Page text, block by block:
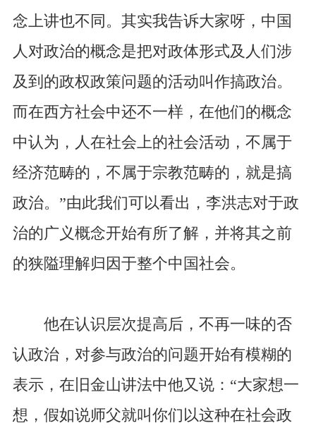
念上讲也不同。其实我告诉大家呀，中国
人对政治的概念是把对政体形式及人们涉
及到的政权政策问题的活动叫作搞政治。
而在西方社会中还不一样，在他们的概念
中认为，人在社会上的社会活动，不属于
经济范畴的，不属于宗教范畴的，就是搞
政治。”由此我们可以看出，李洪志对于政
治的广义概念开始有所了解，并将其之前
的狭隘理解归因于整个中国社会。
他在认识层次提高后，不再一味的否
认政治，对参与政治的问题开始有模糊的
表示，在旧金山讲法中他又说：“大家想一
想，假如说师父就叫你们以这种在社会政